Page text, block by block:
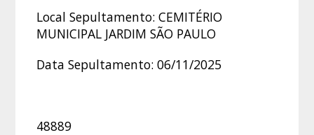
Local Sepultamento: CEMITÉRIO
MUNICIPAL JARDIM SÃO PAULO
Data Sepultamento: 06/11/2025
48889